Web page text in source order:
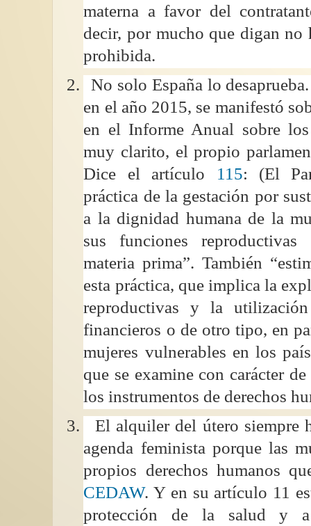
materna a favor del
decir, por mucho que digan
prohibida.
2.
No solo España lo
en el año 2015, se manifestó
en el Informe Anual sobre
muy clarito, el propio
Dice el artículo 115: (El
práctica de la gestación por
a la dignidad humana de la
sus funciones
materia prima”. También
esta práctica, que implica la
reproductivas y la
financieros o de otro tipo, en
mujeres vulnerables en los
que se examine con carácter
los instrumentos de derechos
3.
El alquiler del útero siempre
agenda feminista porque las
propios derechos humanos
CEDAW. Y en su artículo 11
protección de la salud y